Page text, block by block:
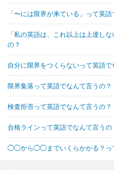
「〜には限界が来ている」って英
「私の英語は、これ以上は上達し
の？
自分に限界をつくらないって英語で
限界集落って英語でなんて言うの？
検査拒否って英語でなんて言うの？
合格ラインって英語でなんて言うの
◯◯から◯◯までいくらかかる？っ